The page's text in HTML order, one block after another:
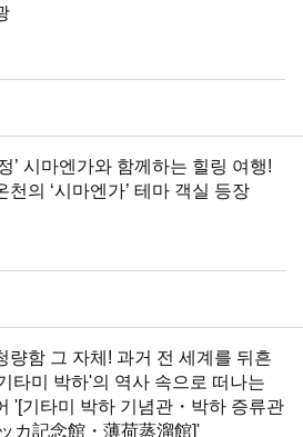
’ 시마엔가와 함께하는 힐링 여행!
천의 ‘시마엔가’ 테마 객실 등장
량함 그 자체! 과거 전 세계를 뒤흔
타미 박하'의 역사 속으로 떠나는
'[기타미 박하 기념관・박하 증류관
カ記念館・薄荷蒸溜館]'